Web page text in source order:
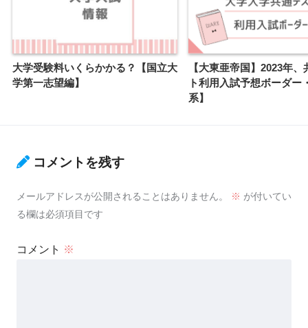
大学受験料いくらかかる？【国立大
学第一志望編】
【大東亜帝国】2023年、
ト利用入試予想ボーダー
系】
コメントを残す
メールアドレスが公開されることはありません。 ※ が付いてい
る欄は必須項目です
コメント ※